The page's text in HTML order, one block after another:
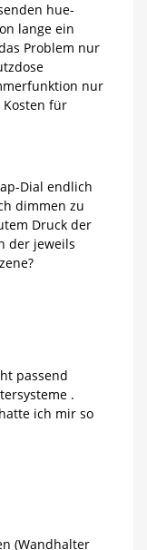
hue-
lange ein
Problem nur
nur
Kosten für
Dial endlich
dimmen zu
Druck der
der jeweils
passend
.
ich mir so
(Wandhalter